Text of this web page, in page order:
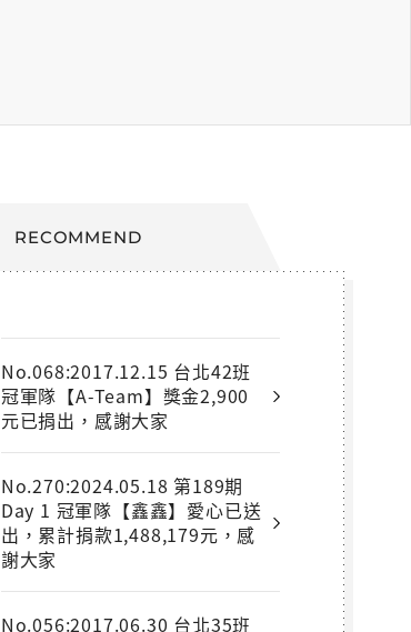
RECOMMEND
No.068:2017.12.15 台北42班
冠軍隊【A-Team】獎金2,900
元已捐出，感謝大家
No.270:2024.05.18 第189期
Day 1 冠軍隊【鑫鑫】愛心已送
出，累計捐款1,488,179元，感
謝大家
No.056:2017.06.30 台北35班